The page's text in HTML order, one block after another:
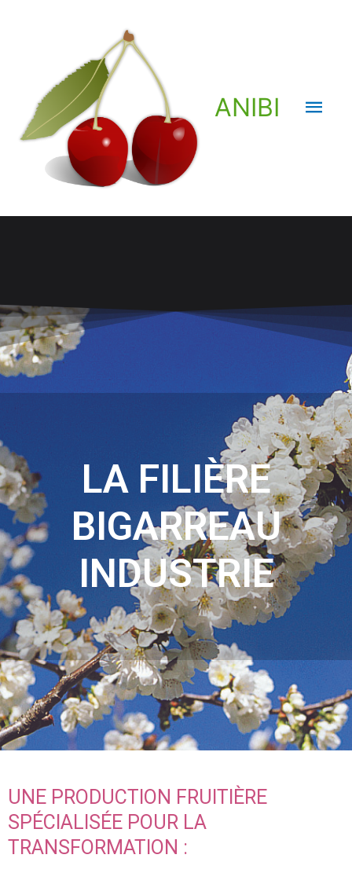
ANIBI
LA FILIÈRE
BIGARREAU
INDUSTRIE
UNE PRODUCTION FRUITIÈRE
SPÉCIALISÉE POUR LA
TRANSFORMATION :